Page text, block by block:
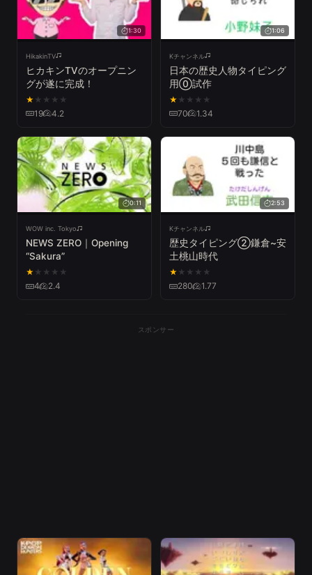
1:30
HikakinTV
ヒカキンTVのオープニン
グが遂に完成！
★ ★ ★ ★ ★
19 4.2
1:06
Kチャンネル
日本の歴史人物タイピング
用⓪試作
★ ★ ★ ★ ★
70 1.34
0:11
WOW inc. Tokyo
NEWS ZERO｜Opening
“Sakura”
★ ★ ★ ★ ★
4 2.4
2:53
Kチャンネル
歴史タイピング②鎌倉~安
土桃山時代
★ ★ ★ ★ ★
280 1.77
スポンサー